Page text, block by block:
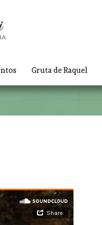
Gruta de Raquel